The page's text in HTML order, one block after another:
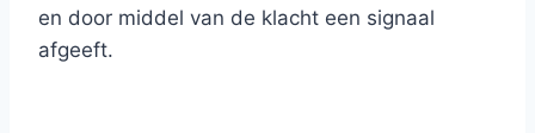
en door middel van de klacht een signaal
afgeeft.